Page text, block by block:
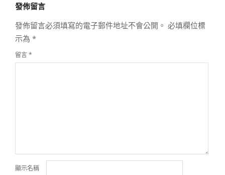
20
發佈留言
發佈留言必須填寫的電子郵件地址不會公開。 必填欄位標
示為 *
留言*
顯示名稱